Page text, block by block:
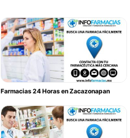
Farmacias 24 Horas en Zacazonapan